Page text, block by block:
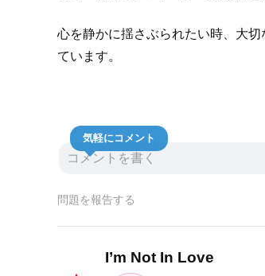
心を静かに揺さぶられたい時、大
ています。
気軽にコメント
問題を報告する
I’m Not In Love